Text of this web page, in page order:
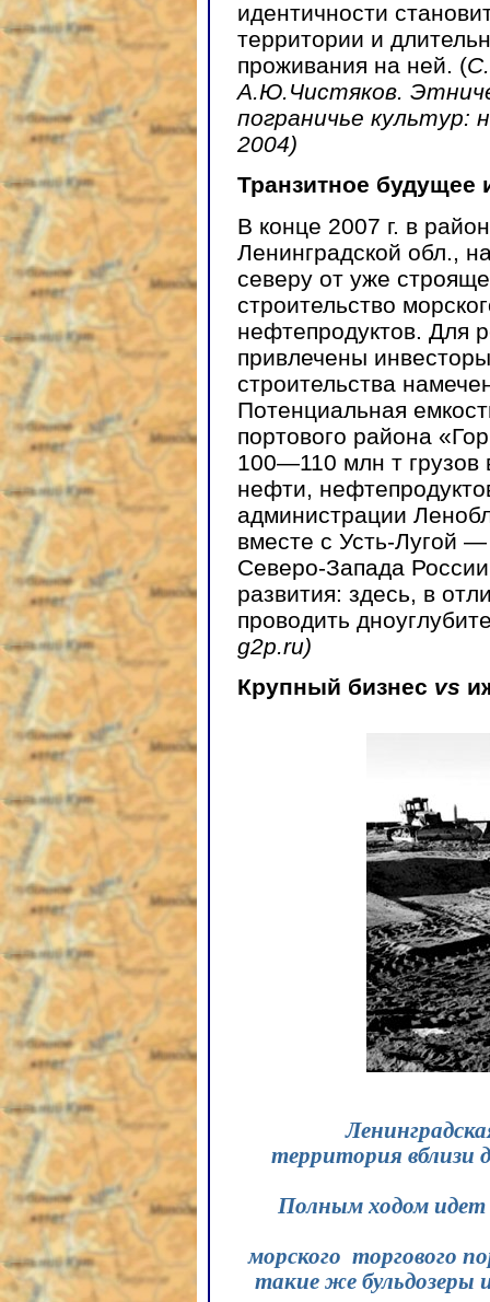
идентичности
территории и
проживания на ней. (
А.Ю.Чистяков.
пограничье культур:
2004)
Транзитное будущее
В конце 2007 г. в
Ленинградской обл.,
северу от уже
строительство
нефтепродуктов. Для
привлечены
строительства
Потенциальная
портового района
100—110 млн т
нефти,
администрации
вместе с Усть-Лугой
Северо-Запада
развития: здесь, в
проводить
g2p.ru)
Крупный бизнес vs
территория вблизи
Полным ходом идет
морского торгового
такие же бульдозеры